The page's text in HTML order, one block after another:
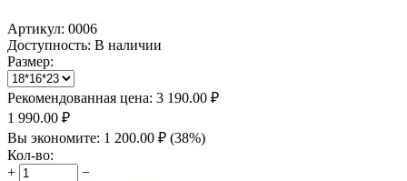
Артикул: 0006
Доступность: В наличии
Размер:
Рекомендованная цена: 3 190.00 ₽
1 990.00 ₽
Вы экономите: 1 200.00 ₽ (38%)
Кол-во:
+
−